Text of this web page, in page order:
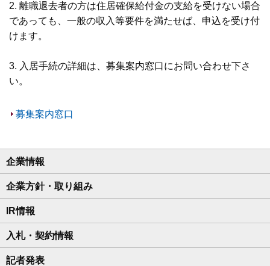
2. 離職退去者の方は住居確保給付金の支給を受けない場合
であっても、一般の収入等要件を満たせば、申込を受け付
けます。
3. 入居手続の詳細は、募集案内窓口にお問い合わせ下さ
い。
募集案内窓口
企業情報
企業方針・取り組み
IR情報
入札・契約情報
記者発表